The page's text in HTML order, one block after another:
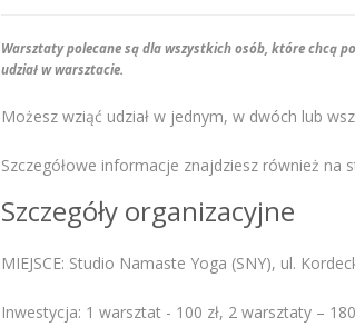
Warsztaty polecane są dla wszystkich osób, które chcą
udział w warsztacie.
Możesz wziąć udział w jednym, w dwóch lub
Szczegółowe informacje znajdziesz również na
Szczegóły organizacyjne
MIEJSCE: Studio Namaste Yoga (SNY), ul.
Inwestycja: 1 warsztat - 100 zł, 2 warsztaty –